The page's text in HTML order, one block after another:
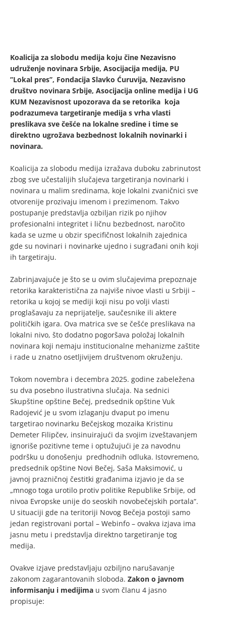
Koalicija za slobodu medija koju čine Nezavisno
udruženje novinara Srbije, Asocijacija medija, PU
’’Lokal pres’’, Fondacija Slavko Ćuruvija, Nezavisno
društvo novinara Srbije, Asocijacija online medija i UG
KUM Nezavisnost upozorava da se retorika koja
podrazumeva targetiranje medija s vrha vlasti
preslikava sve češće na lokalne sredine i time se
direktno ugrožava bezbednost lokalnih novinarki i
novinara.
Koalicija za slobodu medija izražava duboku zabrinutost
zbog sve učestalijih slučajeva targetiranja novinarki i
novinara u malim sredinama, koje lokalni zvaničnici sve
otvorenije prozivaju imenom i prezimenom. Takvo
postupanje predstavlja ozbiljan rizik po njihov
profesionalni integritet i ličnu bezbednost, naročito
kada se uzme u obzir specifičnost lokalnih zajednica
gde su novinari i novinarke ujedno i sugrađani onih koji
ih targetiraju.
Zabrinjavajuće je što se u ovim slučajevima prepoznaje
retorika karakteristična za najviše nivoe vlasti u Srbiji –
retorika u kojoj se mediji koji nisu po volji vlasti
proglašavaju za neprijatelje, saučesnike ili aktere
političkih igara. Ova matrica sve se češće preslikava na
lokalni nivo, što dodatno pogoršava položaj lokalnih
novinara koji nemaju institucionalne mehanizme zaštite
i rade u znatno osetljivijem društvenom okruženju.
Tokom novembra i decembra 2025. godine zabeležena
su dva posebno ilustrativna slučaja. Na sednici
Skupštine opštine Bečej, predsednik opštine Vuk
Radojević je u svom izlaganju dvaput po imenu
targetirao novinarku Bečejskog mozaika Kristinu
Demeter Filipčev, insinuirajući da svojim izveštavanjem
ignoriše pozitivne teme i optužujući je za navodnu
podršku u donošenju predhodnih odluka. Istovremeno,
predsednik opštine Novi Bečej, Saša Maksimović, u
javnoj prazničnoj čestitki građanima izjavio je da se
„mnogo toga urotilo protiv politike Republike Srbije, od
nivoa Evropske unije do seoskih novobečejskih portala“.
U situaciji gde na teritoriji Novog Bečeja postoji samo
jedan registrovani portal – Webinfo – ovakva izjava ima
jasnu metu i predstavlja direktno targetiranje tog
medija.
Ovakve izjave predstavljaju ozbiljno narušavanje
zakonom zagarantovanih sloboda. Zakon o javnom
informisanju i medijima u svom članu 4 jasno
propisuje: